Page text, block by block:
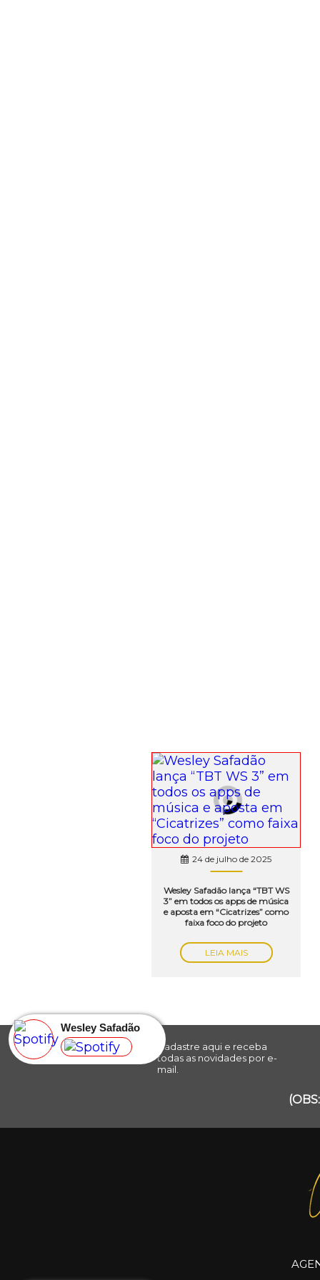
24 de julho de 2025
Wesley Safadão lança “TBT WS
3” em todos os apps de música
e aposta em “Cicatrizes” como
faixa foco do projeto
LEIA MAIS
Wesley Safadão
Cadastre aqui e receba
todas as novidades por e-
mail.